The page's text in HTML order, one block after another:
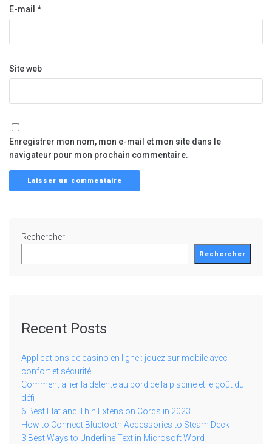
E-mail *
Site web
Enregistrer mon nom, mon e-mail et mon site dans le
navigateur pour mon prochain commentaire.
Rechercher
Rechercher
Recent Posts
Applications de casino en ligne : jouez sur mobile avec
confort et sécurité
Comment allier la détente au bord de la piscine et le goût du
défi
6 Best Flat and Thin Extension Cords in 2023
How to Connect Bluetooth Accessories to Steam Deck
3 Best Ways to Underline Text in Microsoft Word